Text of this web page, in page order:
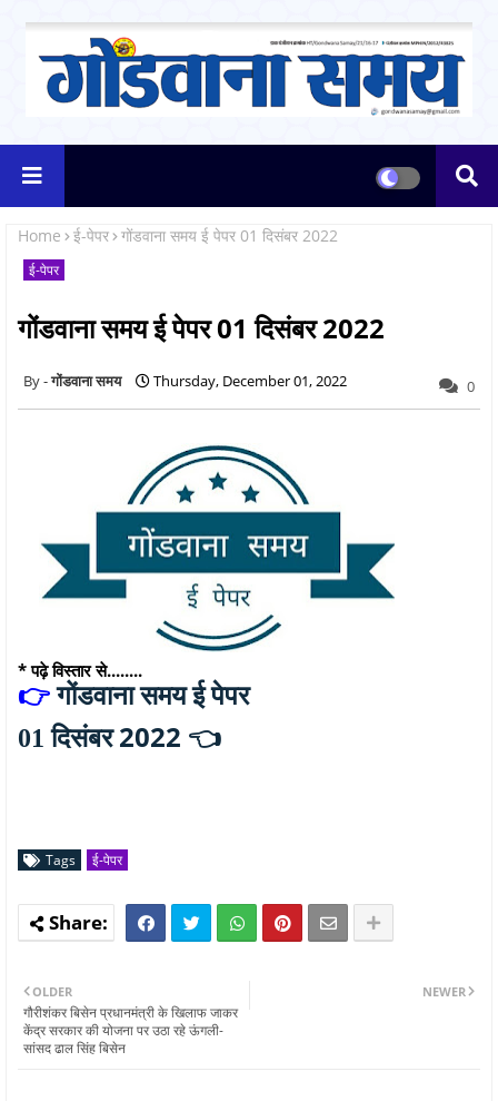
Home ई-पेपर गोंडवाना समय ई पेपर 01 दिसंबर 2022
ई-पेपर
गोंडवाना समय ई पेपर 01 दिसंबर 2022
गोंडवाना समय Thursday, December 01, 2022 0
* पढ़े विस्तार से........
👉गोंडवाना समय ई पेपर
01 दिसंबर2022 👈
Tags ई-पेपर
NEWER
OLDER
गौरीशंकर बिसेन प्रधानमंत्री के खिलाफ जाकर
केंद्र सरकार की योजना पर उठा रहे ऊंगली-
सांसद ढाल सिंह बिसेन